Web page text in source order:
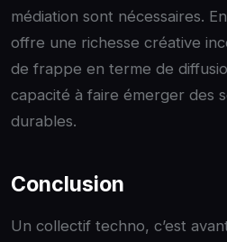
médiation sont nécessaires.
offre une richesse créative
de frappe en terme de
capacité à faire émerger des
durables.
Conclusion
Un collectif techno, c’est